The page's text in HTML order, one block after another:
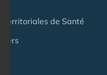
Territoriales de Santé